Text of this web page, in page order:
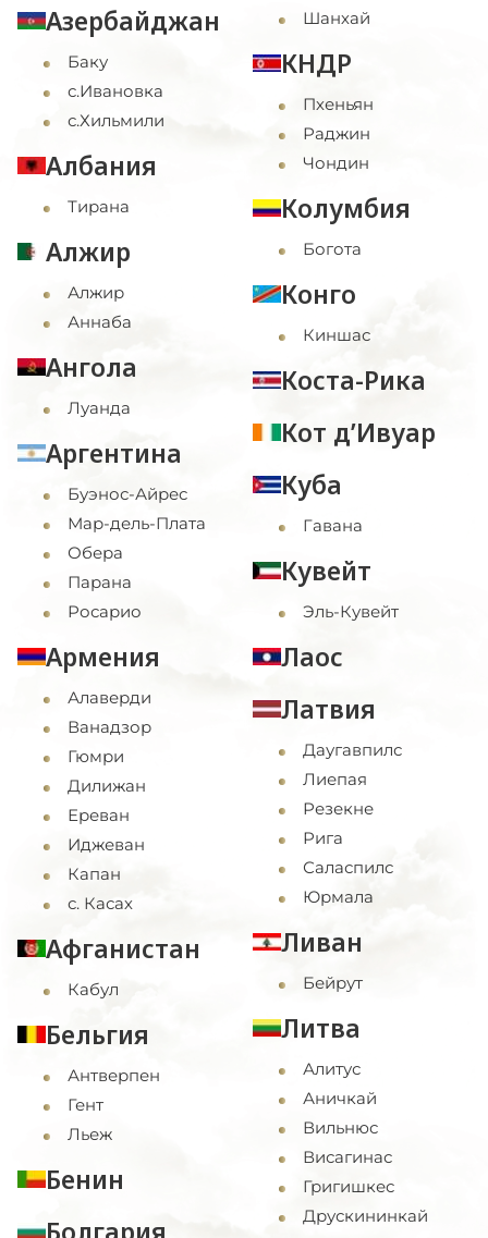
Азербайджан
Баку
с.Ивановка
с.Хильмили
Албания
Тирана
Алжир
Алжир
Аннаба
Ангола
Луанда
Аргентина
Буэнос-Айрес
Мар-дель-Плата
Обера
Парана
Росарио
Армения
Алаверди
Ванадзор
Гюмри
Дилижан
Ереван
Иджеван
Капан
с. Касах
Афганистан
Кабул
Бельгия
Антверпен
Гент
Льеж
Бенин
Шанхай
КНДР
Пхеньян
Раджин
Чондин
Колумбия
Богота
Конго
Киншас
Коста-Рика
Кот д’Ивуар
Куба
Гавана
Кувейт
Эль-Кувейт
Лаос
Латвия
Даугавпилс
Лиепая
Резекне
Рига
Саласпилс
Юрмала
Ливан
Бейрут
Литва
Алитус
Аничкай
Вильнюс
Висагинас
Григишкес
Друскининкай